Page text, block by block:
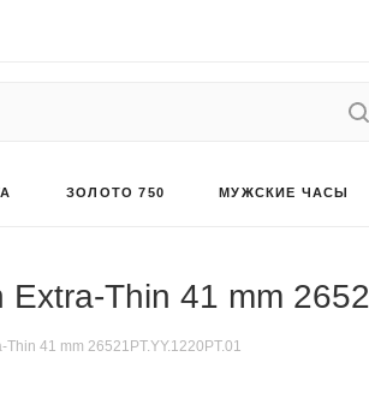
ЗОЛОТО 750 МУЖСКИЕ ЧАСЫ
Thin 41 mm
41 mm 26521PT.YY.1220PT.01